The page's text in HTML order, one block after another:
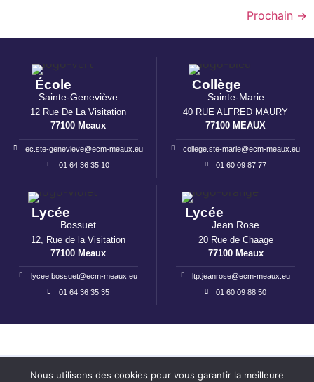
Prochain →
École
Sainte-Geneviève
12 Rue De La Visitation
77100 Meaux
ec.ste-genevieve@ecm-meaux.eu
01 64 36 35 10
Collège
Sainte-Marie
40 RUE ALFRED MAURY
77100 MEAUX
college.ste-marie@ecm-meaux.eu
01 60 09 87 77
Lycée
Bossuet
12, Rue de la Visitation
77100 Meaux
lycee.bossuet@ecm-meaux.eu
01 64 36 35 35
Lycée
Jean Rose
20 Rue de Chaage
77100 Meaux
ltp.jeanrose@ecm-meaux.eu
01 60 09 88 50
Nous utilisons des cookies pour vous garantir la meilleure